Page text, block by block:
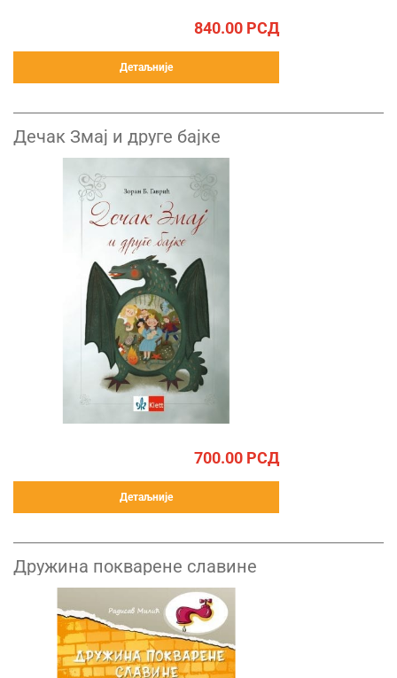
840.00 РСД
Детаљније
Дечак Змај и друге бајке
700.00 РСД
Детаљније
Дружина покварене славине